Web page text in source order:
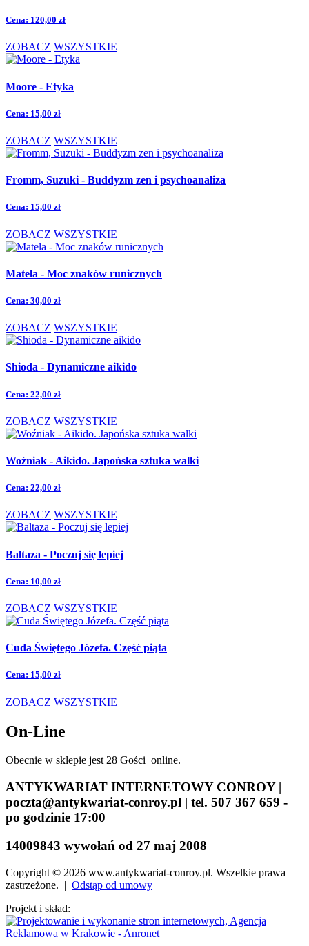
Cena: 120,00 zł
ZOBACZ WSZYSTKIE
Moore - Etyka
Cena: 15,00 zł
ZOBACZ WSZYSTKIE
Fromm, Suzuki - Buddyzm zen i psychoanaliza
Cena: 15,00 zł
ZOBACZ WSZYSTKIE
Matela - Moc znaków runicznych
Cena: 30,00 zł
ZOBACZ WSZYSTKIE
Shioda - Dynamiczne aikido
Cena: 22,00 zł
ZOBACZ WSZYSTKIE
Woźniak - Aikido. Japońska sztuka walki
Cena: 22,00 zł
ZOBACZ WSZYSTKIE
Baltaza - Poczuj się lepiej
Cena: 10,00 zł
ZOBACZ WSZYSTKIE
Cuda Świętego Józefa. Część piąta
Cena: 15,00 zł
ZOBACZ WSZYSTKIE
On-Line
Obecnie w sklepie jest 28 Gości online.
ANTYKWARIAT INTERNETOWY CONROY |
poczta@antykwariat-conroy.pl | tel. 507 367 659 -
po godzinie 17:00
14009843 wywołań od 27 maj 2008
Copyright © 2026 www.antykwariat-conroy.pl. Wszelkie prawa
zastrzeżone. | Odstąp od umowy
Projekt i skład: